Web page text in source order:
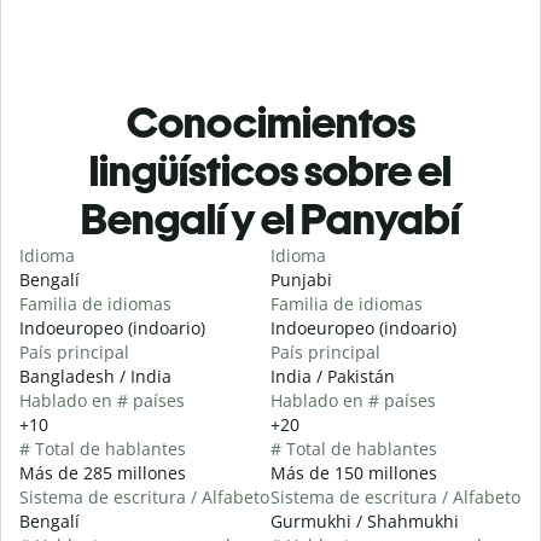
Conocimientos
lingüísticos sobre el
Bengalí y el Panyabí
Idioma
Bengalí
Familia de idiomas
Indoeuropeo (indoario)
País principal
Bangladesh / India
Hablado en # países
+10
# Total de hablantes
Más de 285 millones
Sistema de escritura / Alfabeto
Bengalí
Idioma
Punjabi
Familia de idiomas
Indoeuropeo (indoario)
País principal
India / Pakistán
Hablado en # países
+20
# Total de hablantes
Más de 150 millones
Sistema de escritura / Alfabeto
Gurmukhi / Shahmukhi